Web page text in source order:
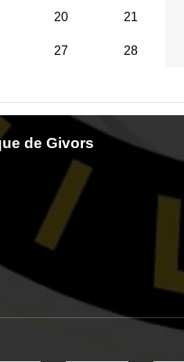
20 21
27 28
de Givors